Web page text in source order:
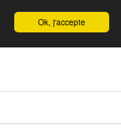
English Ok, j'accepte